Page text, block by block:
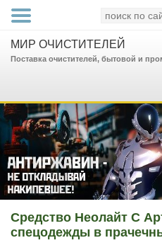
МИР ОЧИСТИТЕЛЕЙ
Поставка очистителей, бытовой и
Средство Неолайт С
спецодежды в